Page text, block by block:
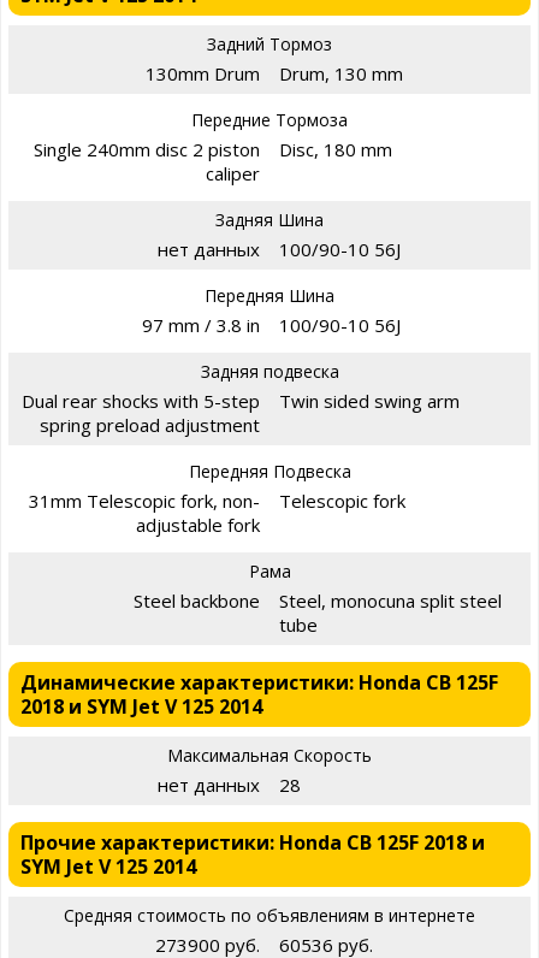
Задний Тормоз
130mm Drum Drum, 130 mm
Передние Тормоза
Single 240mm disc 2 piston
caliper
Disc, 180 mm
Задняя Шина
нет данных 100/90-10 56J
Передняя Шина
97 mm / 3.8 in 100/90-10 56J
Задняя подвеска
Dual rear shocks with 5-step
spring preload adjustment
Twin sided swing arm
Передняя Подвеска
31mm Telescopic fork, non-
adjustable fork
Telescopic fork
Рама
Steel backbone
Steel, monocuna split steel
tube
Динамические характеристики: Honda CB 125F
2018 и SYM Jet V 125 2014
Максимальная Скорость
нет данных 28
Прочие характеристики: Honda CB 125F 2018 и
SYM Jet V 125 2014
Средняя стоимость по объявлениям в интернете
273900 руб. 60536 руб.